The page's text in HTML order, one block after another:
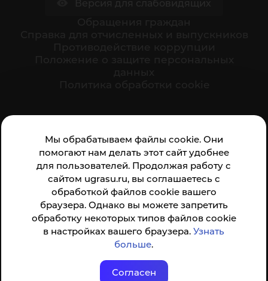
Мы обрабатываем файлы cookie. Они
помогают нам делать этот сайт удобнее
для пользователей. Продолжая работу с
сайтом ugrasu.ru, вы соглашаетесь с
обработкой файлов cookie вашего
браузера. Однако вы можете запретить
обработку некоторых типов файлов cookie
в настройках вашего браузера.Узнать
больше.
Согласен
организации:
Анкета доступна по QR-коду, а так же по прямой
ссылке